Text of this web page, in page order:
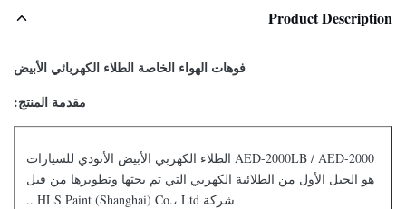
Product Description
فوهات الهواء الخاصة الطلاء الكهربائي الأبيض
مقدمة المنتج:
AED-2000LB / AED-2000 الطلاء الكهربي الأبيض الأنودي للسيارات
هو الجيل الأول من الطلائية الكهربي التي تم بحثها وتطويرها من قبل
شركة HLS Paint (Shanghai) Co.، Ltd ..